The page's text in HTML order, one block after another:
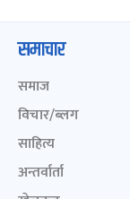
समाचार
समाज
विचार/ब्लग
साहित्य
अन्तर्वार्ता